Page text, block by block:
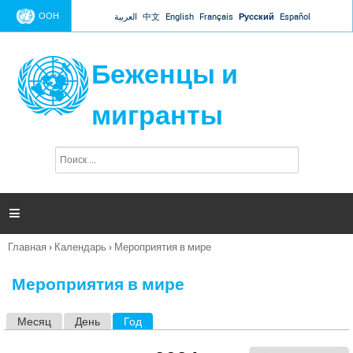
Jump to navigation
ООН العربية 中文 English Français Русский Español
Беженцы и
мигранты
п
и

Вы
Главная › Календарь › Мероприятия в мире
Мероприятия в мире
Месяц День Год